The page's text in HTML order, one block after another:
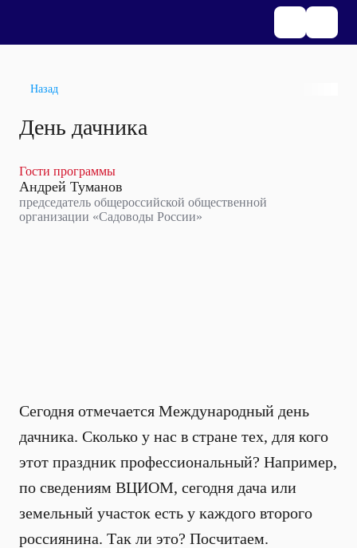
Назад
День дачника
Гости программы
Андрей Туманов
председатель общероссийской общественной
организации «Садоводы России»
Сегодня отмечается Международный день
дачника. Сколько у нас в стране тех, для кого
этот праздник профессиональный? Например,
по сведениям ВЦИОМ, сегодня дача или
земельный участок есть у каждого второго
россиянина. Так ли это? Посчитаем.